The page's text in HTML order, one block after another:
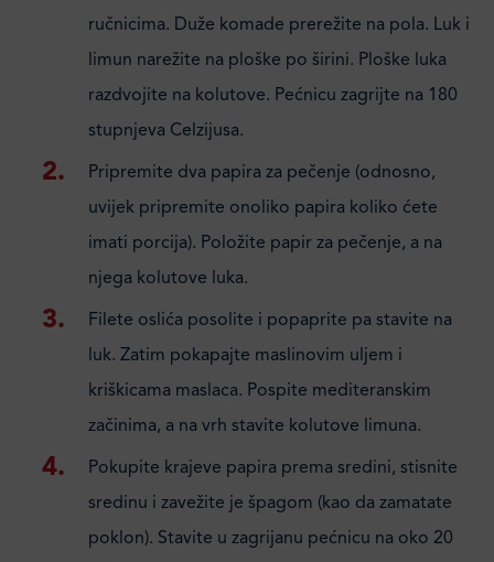
ručnicima. Duže komade prerežite na pola. Luk i
limun narežite na ploške po širini. Ploške luka
razdvojite na kolutove. Pećnicu zagrijte na 180
stupnjeva Celzijusa.
Pripremite dva papira za pečenje (odnosno,
uvijek pripremite onoliko papira koliko ćete
imati porcija). Položite papir za pečenje, a na
njega kolutove luka.
Filete oslića posolite i popaprite pa stavite na
luk. Zatim pokapajte maslinovim uljem i
kriškicama maslaca. Pospite mediteranskim
začinima, a na vrh stavite kolutove limuna.
Pokupite krajeve papira prema sredini, stisnite
sredinu i zavežite je špagom (kao da zamatate
poklon). Stavite u zagrijanu pećnicu na oko 20